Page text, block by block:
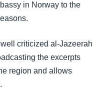
in Norway to the
criticized al-Jazeerah
the excerpts
region and allows